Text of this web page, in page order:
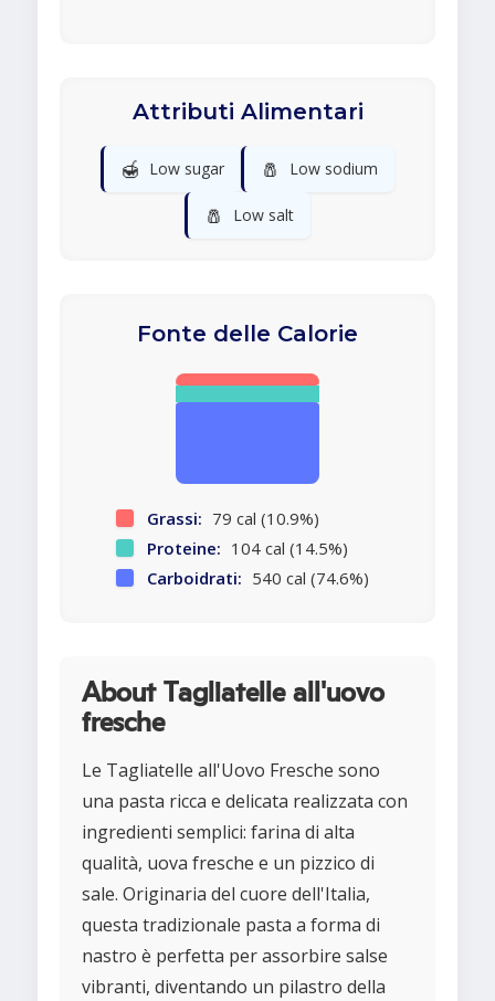
Attributi Alimentari
🍯 Low sugar 🧂 Low sodium
🧂 Low salt
Fonte delle Calorie
Grassi: 79 cal (10.9%)
Proteine: 104 cal (14.5%)
Carboidrati: 540 cal (74.6%)
About Tagliatelle all'uovo
fresche
Le Tagliatelle all'Uovo Fresche sono
una pasta ricca e delicata realizzata con
ingredienti semplici: farina di alta
qualità, uova fresche e un pizzico di
sale. Originaria del cuore dell'Italia,
questa tradizionale pasta a forma di
nastro è perfetta per assorbire salse
vibranti, diventando un pilastro della